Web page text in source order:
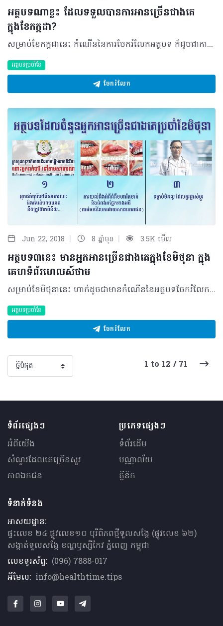
អត្ថបទណាខ្លះ ដែលទទួលបានការអានច្រើនជាងគេ
ក្នុងខែកក្កដា?
សម្រាប់ខែកក្កដានេះ កំណើននៃការចែករំលែកអត្ថបទ ក៏ដូចជាការចូលអានអត្ថបទហាក់មានចំនួនច្រើនជាងរាល់សព្វដង ស្របពេលដែលក្រុមការងារនិពន្ធនៅតែបន្តចេញផ្សាយនូវអត្ថបទដើម្បីលើកកម្ពស់ចំណេះដឹងសុខភាពដល់ប្រជាជនយើងទាំងមូល។ ក្នុងនោះ អត្ថបទទាំង៣ដែលទទួលបានការអានច្រើនជាងគេ មានដូចខាងក្រោម.... តើពិតឬ? ទឹកដោះ ជាឈាម? តើមិត្តអ្នកអានទាំងអស់គ្នាតែងឮគេនិយាយថា«ទឹកដោះនឹងក្លាយជាឈាម នៅពេលដែលយើងយកវាទៅហាលថ្ងៃ»… ដែរឬទេ? នេះជាចម្ងល់របស់ប្រិយមិត្តមួយចំនួនដែលមានជំនឿតាមសមាជិកគ្រួសាររបស់គាត់ នឹងឮតៗគ្នា ជឿទាំងមិនដឹងថាជាការពិតឬអត់…. មិត្តអ្នកអានទាំងអស់នឹងបានដឹងការពិតជុំវិញជំនឿខាងលើ ដែលបកស្រាយដោយលោក ហេង សុធារិទ្ធ ជានិស្សិតផ្នែកវេជ្ជសាស្រ្តនៃសាកលវិទ្យាល័យវិទ្យាសាស្រ្តសុខាភិបាល…… ស្វែងយល់បន្ថែម៖ http://healthtime.tips/library/article/1609 វេជ្ជបណ្ឌិតចង់ឲ្យអ្នកជំងឺទឹកនោមផ្អែមធ្វើរឿង ៩យ៉ាង យោងតាមប្រសាសន៍របស់ វេជ្ជបណ្ឌិត នៅ គីមសាន វេជ្ជបណ្ឌិតឯកទេស បម្រើការនៅមជ្ឈមណ្ឌលជំងឺទឹកនោមផ្អែម កម្ពុជា-កូរ៉េ នៃមន្ទីរពេទ្យព្រះកុសុមៈ។ ប្រជាជនទាំងអស់គួរយល់ដឹងពីការបង្កើតទម្លាប់ក្នុងការធ្វើរឿងសំខាន់ៗ ដែលអ្នកជំងឺទឹកនោមផ្អែមត្រូវដឹង…. ដូចអ្នកទាំងអស់គ្នាដឹងស្រាប់ហើយថាជំងឺទឹកនោមផ្អែមមានផលប៉ះពាល់តាំងពីភ្នែករហូតដល់ចុងជើង ប៉ុន្តែផលវិបាកទាំងនោះសុទ្ធតែអាចការពារ ឬអាចពន្យារបានបើអ្នកជួបជាមួយវេជ្ជបណ្ឌិតជំនាញទាន់ពេលវេលា… អានបន្ថែមតាមរយៈ http://healthtime.tips/library/article/1599 របបអាហារ ដែលអ្នកជំងឺទឹកនោមផ្អែមគួរចៀសវាង តាមការបកស្រាយរបស់ លោក សុផល ផលនីវិសិដ្ឋនិស្សិតថ្នាក់វេជ្ជបណ្ឌិតនៃសាកលវិទ្យាល័យ អន្តរជាតិ បានឲ្យដឹងថា យោងតាមអង្គការសុខភាពពិភពលោក (WHO) បានពន្យល់ថាជំងឺទឹកនោមផ្អែម គឺជាជំងឺរ៉ាំរ៉ៃដែលកើតឡើងនៅពេលដែលលំពែងមិនផលិតអាំងស៊ុយលីនគ្រប់គ្រាន់ ឬនៅពេលរាងកាយមិនអាចប្រើអាំងស៊ុយលីនដែលលំពែងផលិតបាន… យល់ដឹងបន្ថែមតាមរយៈ http://healthtime.tips/library/article/1631 ©2018 រក្សាសិទ្ធិគ្រប់យ៉ាង​ដោយ Healthtime Corporation ចំពោះគ្រប់អត្ថបទដោយគ្មានផ្នែកណាមួយត្រូវបោះពុម្ពផ្សាយចូល ប្រព័ន្ធអ៊ីនធឺណែតឧបករណ៍អេឡិចត្រូនិកអាត់ជាសំឡេងឬថតចំលងគ្រប់រូបភាពដោយគ្មានការអនុញ្ញាតឡើយ
អត្ថបទប្រចាំខែ
ចែករំលែក
Jun 22, 2018 | 8 ឆ្នាំមុន | 3.5K មើល
អត្ថបទ៣នេះ មានអ្នកអានច្រើនជាងគេក្នុងខែមិថុនា ក្នុង
គេហទំព័រហេលស៍ថាម
សម្រាប់ខែមិថុនានេះ ហាក់ដូចជាមានកំណើននៃអត្ថបទចែករំលែកដោយសមាជិកនៃសហគមន៍របស់យើង ដែលសរបញ្ជាក់ឲ្យឃើញអំពីការចូលរួមចំណែកជាមួយគ្នាក្នុងការលើកស្ទួយវប្បធម៌នៃការចែករំលែក ក៏ដូចជាពង្រឹងការយល់ដឹងអំពីសុខភាពដល់ប្រជាជនយើង។ ក្នុងចំណោមអត្ថបទដែលបានចេញផ្សាយដោយក្រុមការងារនិពន្ធ និងសមាជិកទាំងអស់ យើងសង្កេតឃើញមានអត្ថបទ៣ខាងក្រោមនេះ ដែលមានចំនួនអ្នកអានច្រើនជាងគេ… ១. អ្នកជក់បារីនៅទីសាធារណៈ និងតំបន់ហាមឃាត់ នឹងត្រូវផាកពិន័យ… យោងតាមប្រសាសន៍របស់លោកវេជ្ជបណ្ឌិត អ៊ឹង ភីរុន រដ្ឋលេខាធិការក្រសួងសុខាភិបាល និងជាអនុប្រធានអចិន្ត្រៃយ៍នៃគណៈកម្មាធិការត្រួតពិនិត្យផលិតផលថ្នាំជក់ ដែលបានថ្លែងឡើងក្នុងទិវាពិភពលោកគ្មានថ្នាំជាក់ ក្រោមប្រធានបទ«ថ្នាំជក់ និងជំងឺបេះដូង» បានឲ្យដឹងថា «ក្រសួងសុខាភិបាលនឹងចាប់ផ្តើមផាកពិន័យចំពោះអ្នកជក់បារី នៅតាមសាធារណៈ និងតំបន់ហាមឃាត់ រួមទាំងតាមភោជនីយដ្ឋាន និងសណ្ឋាគារផងដែរ»។ ២. ការយល់ដឹងអំពីជំងឺមហារីកមាត់ និងបំពង់កផ្នែកខាងលើ ការសិក្សានៅប្រទេសអាមេរិកឆ្នាំនេះ បានបង្ហាញថា «មានជាង ៥១,៥៥០ ករណីនៃជំងឺមហារីកមាត់ និងបំពង់កផ្នែកខាងលើ ដោយ៤០% មិនអាចរស់លើសពី៥ឆ្នាំនោះទេ ហើយអ្នកដែលអាចរស់បានរយៈពេលវែង នឹងមានបញ្ហាដូចជា ការខូចទ្រង់ទ្រាយមុខ ឬ មានការពិបាកក្នុងការនិយាយ និង ការញ៉ាំអាហារជាដើម។ ចំណែកឯអត្រាស្លាប់ដោយសារជំងឺនេះនៅមានកម្រិតខ្ពស់ ដោយសារការរកឃើញជំងឺយឺតពេល។ យ៉ាងណាមិញ បើមានការរកឃើញបានរហ័សជាងនេះ និងព្យាបាលទាន់ពេលវេលានោះ ការព្យាបាលនឹងមានភាពជោគជ័យខ្ពស់ ព្រមទាំងកាត់បន្ថយផលលំបាកក្រោយការព្យាបាលបានច្រើន… ៣. ទម្លាប់មិនល្អ ដែលគួរផ្លាស់ប្តូរ «គេសង្កេតឃើញថា ប្រជាជនខ្មែរយើងមួយចំនួនតូច ហាក់ដូចជាមានការធ្វេសប្រហែសច្រើន ជាមួយជំងឺ និងមិនបានយកចិត្តទុកដាក់នឹងសុខភាពផ្ទាល់ខ្លួនឡើយ។ កត្តាទាំងនេះហើយ ដែលធ្វើឲ្យបងប្អូនយើងពេលមានជំងឺម្តងៗ ច្រើនតែធ្ងន់ធ្ងរ ពិបាកព្យាបាល ឬព្យាបាលមិនងាយជា ហើយការព្យាបាលទៀតសោត ក៏ត្រូវប្រើពេលវេលា និងលុយកាក់ច្រើន។ មិនត្រឹមតែប៉ុណ្ណោះ អ្នកខ្លះក៏ចាប់ផ្តើមភ័យរត់ចុះរត់ឡើង ដោយខ្លះបានរត់ដល់បរទេសទៀតផង។» នេះជាកាលើកឡើងរបស់ លោកវេជ្ជបណ្ឌិត តូច យ៉ាន ឯកទេសព្យាបាលជំងឺឫសដូងបាតនៃ គ្លីនិក តូច យ៉ាន ព្យាបាលជំងឺ ឫសដូងបាត ហើយលោកបានចាត់ទុកនេះជាទម្លាប់មិនល្អ ដែលគួរតែមានការផ្លាស់ប្តូរ។ ***កំណត់សម្គាល់ ៖ សូមចុចលើចំណងជើង ដើម្បីអានអត្ថបទដើម ©2018 រក្សាសិទ្ធិគ្រប់យ៉ាង​ដោយ Healthtime Corporation ចំពោះគ្រប់អត្ថបទដោយគ្មានផ្នែកណាមួយត្រូវបោះពុម្ពផ្សាយចូល ប្រព័ន្ធអ៊ីនធឺណែតឧបករណ៍អេឡិចត្រូនិកអាត់ជាសំឡេងឬថតចំលងគ្រប់រូបភាពដោយគ្មានការអនុញ្ញាតឡើយ
អត្ថបទប្រចាំខែ
ចែករំលែក
1 to 12 / 71
ទំព័រផ្សេងៗ
អំពីយើង
សំណួរ​ដែលគេ​ច្រើន​សួរ
ភាពឯកជន
ប្រភេទផ្សេងៗ
ទំព័រដើម
បណ្ណាល័យ
គ្លីនិក
ទំនាក់ទំនង
អាសយដ្ឋាន:
ផ្ទះលេខ ២៤ ផ្លូវលេខ១០ បុរីពិភពថ្មីទួលសង្កែ (ផ្លូវលេខ ៦២)
សង្កាត់ទួលសង្កែ ខណ្ឌឫស្សីកែវ ភ្នំពេញ កម្ពុជា
លេខទូរស័ព្ទ: (096) 7888-017
អ៊ីមែល: info@healthtime.tips